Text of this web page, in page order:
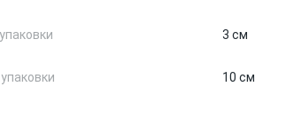
3 см
10 см